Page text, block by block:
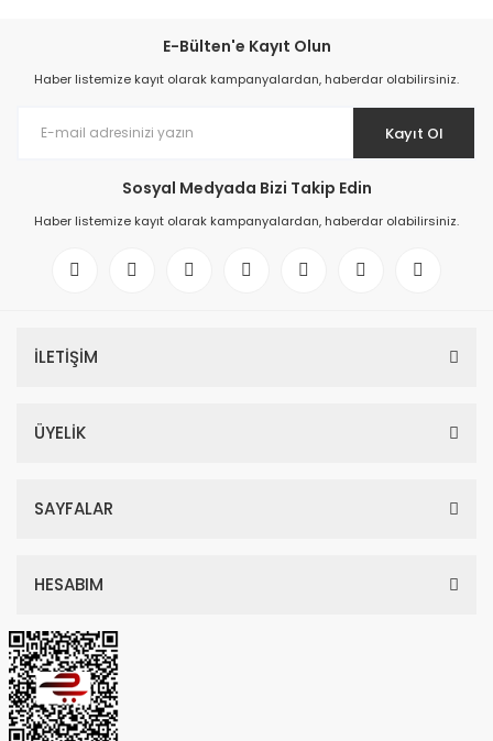
169.278,60 TL
E-Bülten'e Kayıt Olun
Haber listemize kayıt olarak kampanyalardan, haberdar olabilirsiniz.
Kayıt Ol
Sosyal Medyada Bizi Takip Edin
Haber listemize kayıt olarak kampanyalardan, haberdar olabilirsiniz.
İLETİŞİM
ÜYELİK
SAYFALAR
HESABIM